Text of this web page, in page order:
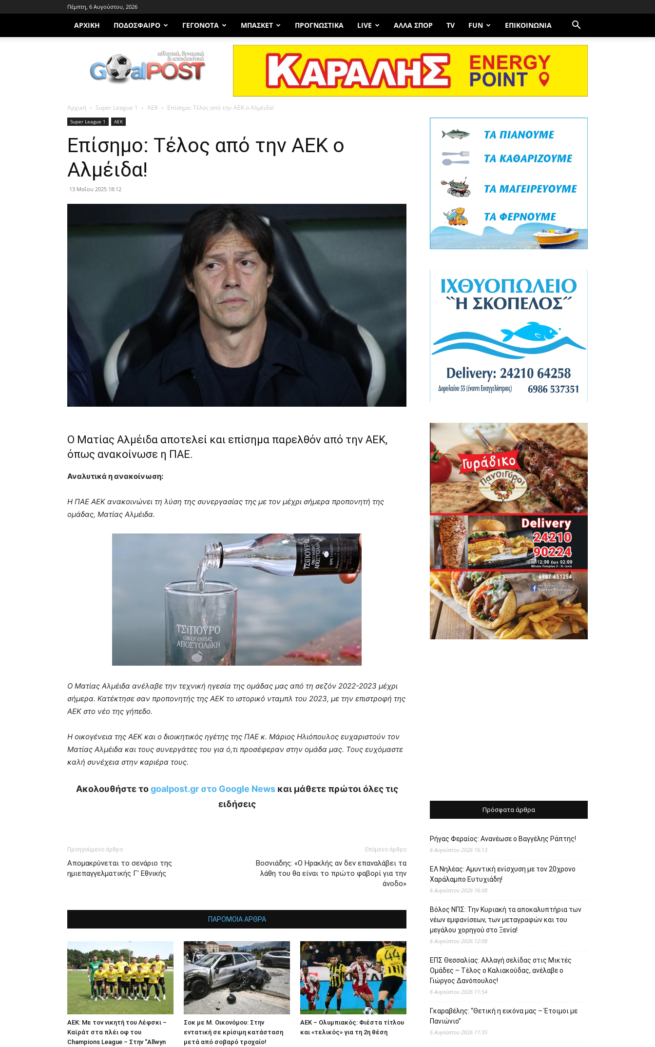
Πέμπτη, 6 Αυγούστου, 2026
ΑΡΧΙΚΗ ΠΟΔΌΣΦΑΙΡΟ ΓΕΓΟΝΌΤΑ ΜΠΆΣΚΕΤ ΠΡΟΓΝΩΣΤΙΚΑ LIVE ΆΛΛΑ ΣΠΟΡ TV FUN ΕΠΙΚΟΙΝΩΝΊΑ
Goalpost.gr
Αρχική Super League 1 ΑΕΚ Επίσημο: Τέλος από την ΑΕΚ ο Αλμέιδα!
Super League 1 ΑΕΚ
Επίσημο: Τέλος από την ΑΕΚ ο
Αλμέιδα!
13 Μαΐου 2025 18:12
Ο Ματίας Αλμέιδα αποτελεί και επίσημα παρελθόν από την ΑΕΚ,
όπως ανακοίνωσε η ΠΑΕ.
Αναλυτικά η ανακοίνωση:
Η ΠΑΕ ΑΕΚ ανακοινώνει τη λύση της συνεργασίας της με τον μέχρι σήμερα προπονητή της
ομάδας, Ματίας Αλμέιδα.
Ο Ματίας Αλμέιδα ανέλαβε την τεχνική ηγεσία της ομάδας μας από τη σεζόν 2022-2023 μέχρι
σήμερα. Κατέκτησε σαν προπονητής της ΑΕΚ το ιστορικό νταμπλ του 2023, με την επιστροφή της
ΑΕΚ στο νέο της γήπεδο.
Η οικογένεια της ΑΕΚ και ο διοικητικός ηγέτης της ΠΑΕ κ. Μάριος Ηλιόπουλος ευχαριστούν τον
Ματίας Αλμέιδα και τους συνεργάτες του για ό,τι προσέφεραν στην ομάδα μας. Τους ευχόμαστε
καλή συνέχεια στην καριέρα τους.
Ακολουθήστε τοgoalpost.gr στο Google Newsκαι μάθετε πρώτοι όλες τις
ειδήσεις
Προηγούμενο άρθρο
Απομακρύνεται το σενάριο της
ημιεπαγγελματικής Γ’ Εθνικής
Επόμενο άρθρο
Βοσνιάδης: «Ο Ηρακλής αν δεν επαναλάβει τα
λάθη του θα είναι το πρώτο φαβορί για την
άνοδο»
ΠΑΡΟΜΟΙΑ ΑΡΘΡΑ
ΑΕΚ: Με τον νικητή του Λέφσκι –
Καϊράτ στα πλέι οφ του
Champions League – Στην “Allwyn
Σοκ με M. Οικονόμου: Στην
εντατική σε κρίσιμη κατάσταση
μετά από σοβαρό τροχαίο!
ΑΕΚ – Ολυμπιακός: Φιέστα τίτλου
και «τελικός» για τη 2η θέση
Πρόσφατα άρθρα
Ρήγας Φεραίος: Ανανέωσε ο Βαγγέλης Ράπτης!
6 Αυγούστου 2026 16:13
ΕΛ Νηλέας: Αμυντική ενίσχυση με τον 20χρονο
Χαράλαμπο Ευτυχιάδη!
6 Αυγούστου 2026 16:08
Βόλος ΝΠΣ: Την Κυριακή τα αποκαλυπτήρια των
νέων εμφανίσεων, των μεταγραφών και του
μεγάλου χορηγού στο Ξενία!
6 Αυγούστου 2026 12:08
ΕΠΣ Θεσσαλίας: Αλλαγή σελίδας στις Μικτές
Ομάδες – Τέλος ο Καλιακούδας, ανέλαβε ο
Γιώργος Δανόπουλος!
6 Αυγούστου 2026 11:54
Γκαραβέλης: “Θετική η εικόνα μας – Έτοιμοι με
Πανιώνιο”
6 Αυγούστου 2026 11:35